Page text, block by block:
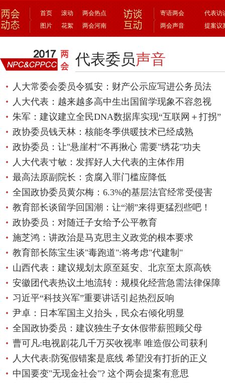
首页
图片
滚动
花絮
两会热点
两会河南
寄语两会
代表访
两会声音
提案议
代表委员声音
人大常委会委员令狐安：财产公示应写进公务员法
人大代表：越来越多高中生出国留学现象不容忽视
朱军：建议建立全民DNA数据库实现“互联网＋打拐”
政协委员钱天林：核能冬季供暖技术已经成熟
政协委员：让"悬崖村"不再揪心 需要"绣花"功夫
人大代表寸敏：发挥好人大代表的主体作用
最高法原副院长：贪腐入罪门槛应降低
全国政协委员黄尔梅：6.3%的基层法官经常受侵害
教育部长谈留学回国潮：让“潮”来得更猛烈些吧！
政协委员：对随迁子女给予公平教育
施芝鸿：讲政治是马克思主义政党的根本要求
教育部长陈宝生谈"毒跑道":将考虑"代建制"
山西代表：建议规划太原至延安、北京至太原高铁
安徽团代表热议土地流转：规模化经营急需法律保障
习近平“科技兴军”重要讲话引起热烈反响
尹卓：日本军国主义抬头，民众右倾化明显
全国政协委员：建议独生子女休假带薪照顾父母
曹可凡:电视剧花几千万买收视率 唯造假公司获利
人大代表:防冤假错案是底线 希望没有打折的正义
中国要变"无现金社会"? 这个两会提案有意思